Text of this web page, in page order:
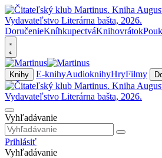
DoručenieKníhkupectváKnihovrátok
Knihy E-knihyAudioknihyHryFilmy
Vyhľadávanie
Prihlásiť
Vyhľadávanie